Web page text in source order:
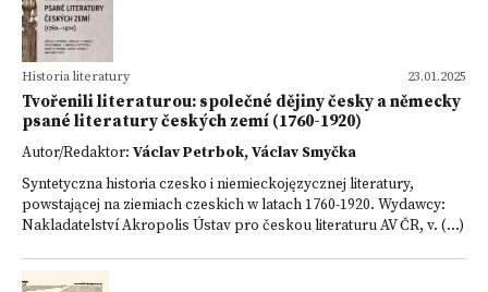
23.01.2025
Historia literatury
Tvořenili literaturou: společné dějiny česky a německy
psané literatury českých zemí (1760-1920)
Autor/Redaktor: Václav Petrbok, Václav Smyčka
Syntetyczna historia czesko i niemieckojęzycznej literatury,
powstającej na ziemiach czeskich w latach 1760-1920. Wydawcy:
Nakladatelství Akropolis Ústav pro českou literaturu AV ČR, v. (...)